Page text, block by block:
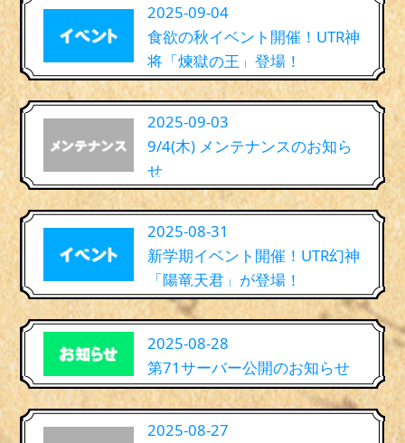
2025-09-04
食欲の秋イベント開催！UTR神
将「煉獄の王」登場！
2025-09-03
9/4(木) メンテナンスのお知ら
せ
2025-08-31
新学期イベント開催！UTR幻神
「陽竜天君」が登場！
2025-08-28
第71サーバー公開のお知らせ
2025-08-27